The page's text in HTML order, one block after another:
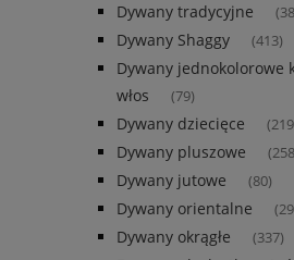
Dywany tradycyjne
Dywany Shaggy (413)
Dywany jednokolorowe
włos
(79)
Dywany dziecięce
Dywany pluszowe
Dywany jutowe (80)
Dywany orientalne
Dywany okrągłe (337)